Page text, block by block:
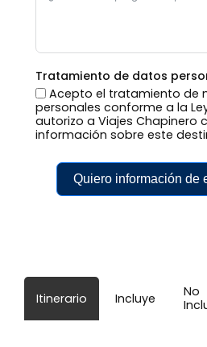
Tratamiento de datos
Acepto el tratamiento de
personales conforme a la Ley
autorizo a Viajes Chapinero
información sobre este
Quiero información de
Itinerario Incluye
No